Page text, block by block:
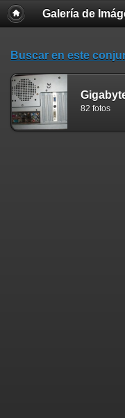
Galería de
Buscar en este
82 fotos